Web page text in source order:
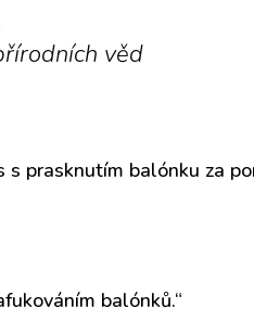
věd
s prasknutím balónku za
balónků.“